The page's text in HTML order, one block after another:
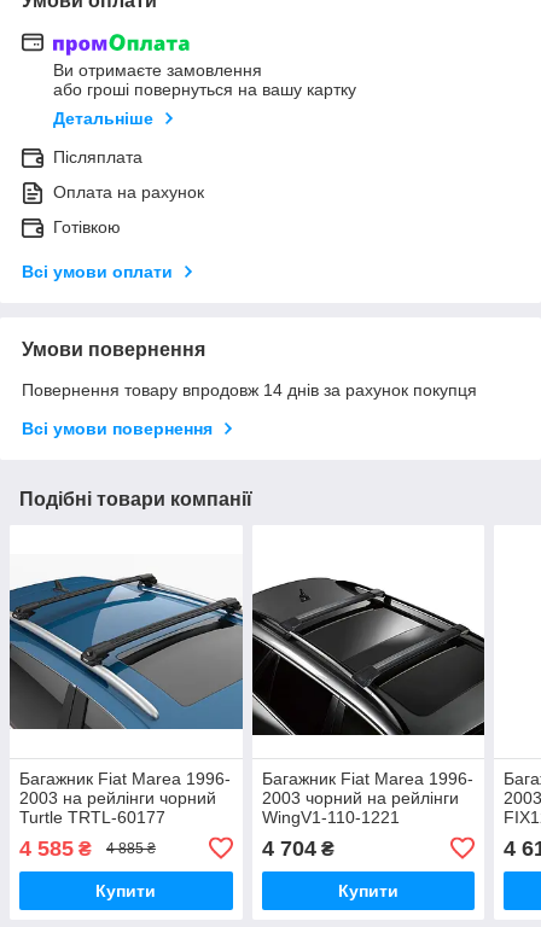
Ви отримаєте замовлення
або гроші повернуться на вашу картку
Детальніше
Післяплата
Оплата на рахунок
Готівкою
Всі умови оплати
Умови повернення
Повернення товару впродовж 14 днів за рахунок покупця
Всі умови повернення
Подібні товари компанії
Багажник Fiat Marea 1996-
2003 на рейлінги чорний
Turtle TRTL-60177
4 585 ₴ 4 885 ₴
Купити
Багажник Fiat Marea 1996-
2003 чорний на рейлінги
WingV1-110-1221
4 704₴
Купити
4